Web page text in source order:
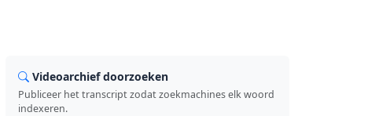
Videoarchief doorzoeken
Publiceer het transcript zodat zoekmachines elk woord
indexeren.